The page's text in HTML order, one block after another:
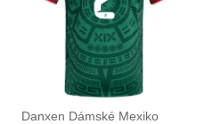
Danxen Dámské Mexiko